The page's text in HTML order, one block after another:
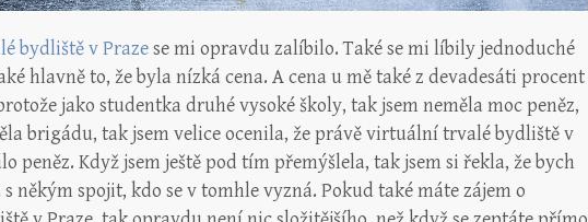
bydliště v Prazese mi opravdu zalíbilo. Také se mi líbily jednoduché
hlavně to, že byla nízká cena. A cena u mě také z devadesáti procent
jako studentka druhé vysoké školy, tak jsem neměla moc peněz,
brigádu, tak jsem velice ocenila, že právě virtuální trvalé bydliště v
peněz. Když jsem ještě pod tím přemýšlela, tak jsem si řekla, že bych
s někým spojit, kdo se v tomhle vyzná. Pokud také máte zájem o